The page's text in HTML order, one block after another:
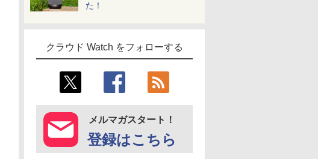
た！
クラウド Watch をフォローする
メルマガスタート！
登録はこちら